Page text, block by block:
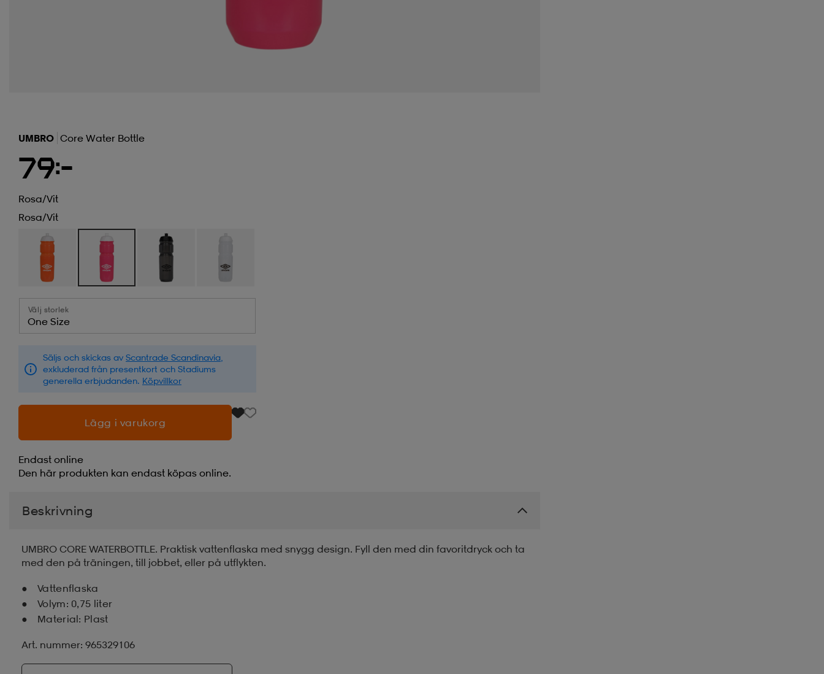
UMBRO Core Water Bottle
79:-
Rosa/vit
Rosa/vit
Välj storlek
One Size
Säljs och skickas av Scantrade Scandinavia
exkluderad från presentkort och Stadiums
generella erbjudanden. Köpvillkor
Lägg i varukorg
Endast online
Den här produkten kan endast köpas online.
Beskrivning
UMBRO CORE WATERBOTTLE. Praktisk vattenflaska med snygg design. Fyll den med din favoritdryck och ta
med den på träningen, till jobbet, eller på utflykten.
Vattenflaska
Volym: 0,75 liter
Material: Plast
Art. nummer: 965329106